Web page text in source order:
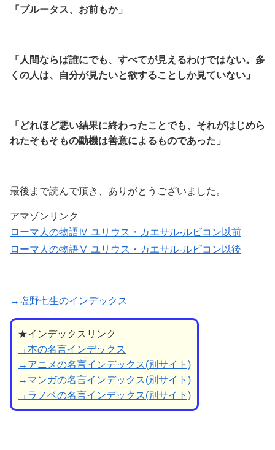
「ブルータス、お前もか」
「人間ならば誰にでも、すべてが見えるわけではない。多
くの人は、自分が見たいと欲することしか見ていない」
「どれほど悪い結果に終わったことでも、 それがはじめら
れたそもそもの動機は善意によるものであった」
最後まで読んで頂き、ありがとうございました。
アマゾンリンク
ローマ人の物語Ⅳ ユリウス・カエサル-ルビコン以前
ローマ人の物語Ⅴ ユリウス・カエサル-ルビコン以後
→塩野七生のインデックス
★インデックスリンク
→本の名言インデックス
→アニメの名言インデックス(別サイト)
→マンガの名言インデックス(別サイト)
→ラノベの名言インデックス(別サイト)